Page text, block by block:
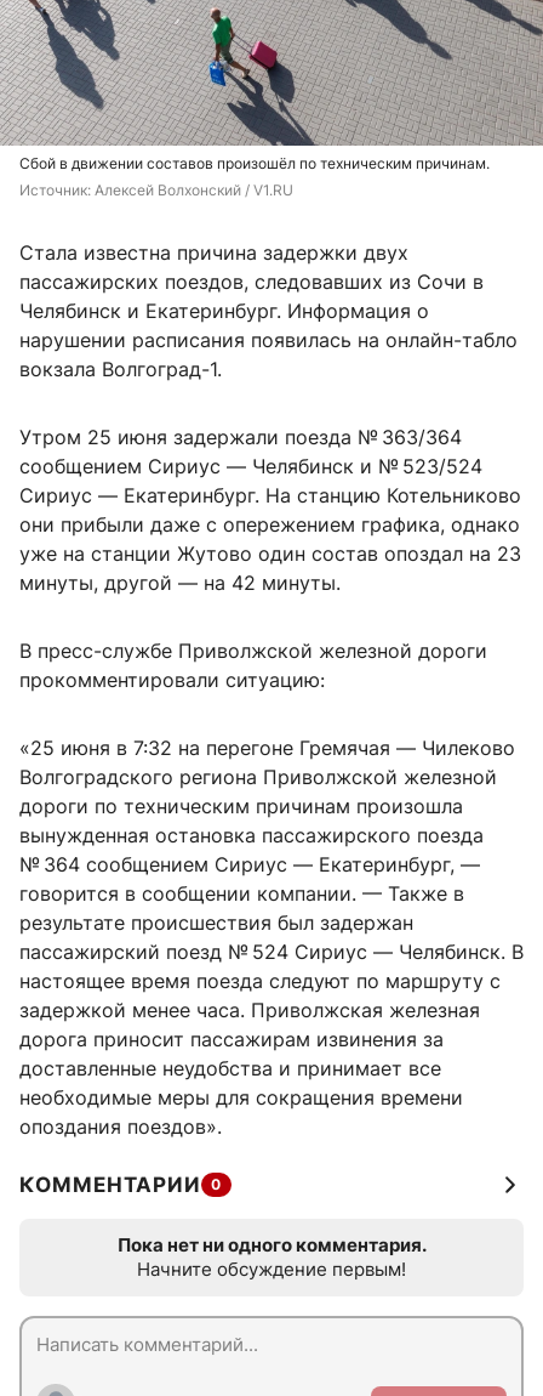
Сбой в движении составов произошёл по техническим причинам.
Источник: Алексей Волхонский / V1.RU
Стала известна причина задержки двух
пассажирских поездов, следовавших из Сочи в
Челябинск и Екатеринбург. Информация о
нарушении расписания появилась на онлайн-табло
вокзала Волгоград-1.
Утром 25 июня задержали поезда № 363/364
сообщением Сириус — Челябинск и № 523/524
Сириус — Екатеринбург. На станцию Котельниково
они прибыли даже с опережением графика, однако
уже на станции Жутово один состав опоздал на 23
минуты, другой — на 42 минуты.
В пресс-службе Приволжской железной дороги
прокомментировали ситуацию:
«25 июня в 7:32 на перегоне Гремячая — Чилеково
Волгоградского региона Приволжской железной
дороги по техническим причинам произошла
вынужденная остановка пассажирского поезда
№ 364 сообщением Сириус — Екатеринбург, —
говорится в сообщении компании. — Также в
результате происшествия был задержан
пассажирский поезд № 524 Сириус — Челябинск. В
настоящее время поезда следуют по маршруту с
задержкой менее часа. Приволжская железная
дорога приносит пассажирам извинения за
доставленные неудобства и принимает все
необходимые меры для сокращения времени
опоздания поездов».
КОММЕНТАРИИ 0
Пока нет ни одного комментария.
Начните обсуждение первым!